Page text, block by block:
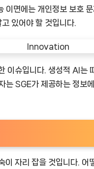
이면에는 개인정보 보호
있어야 할 것입니다.
이슈입니다. 생성적 AI는
는 SGE가 제공하는 정보
이 자리 잡을 것입니다.